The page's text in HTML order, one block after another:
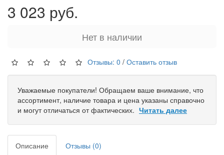
3 023 руб.
Нет в наличии
Отзывы: 0 / Оставить отзыв
Уважаемые покупатели! Обращаем ваше внимание, что
ассортимент, наличие товара и цена указаны справочно
и могут отличаться от фактических. Читать далее
Описание
Отзывы (0)